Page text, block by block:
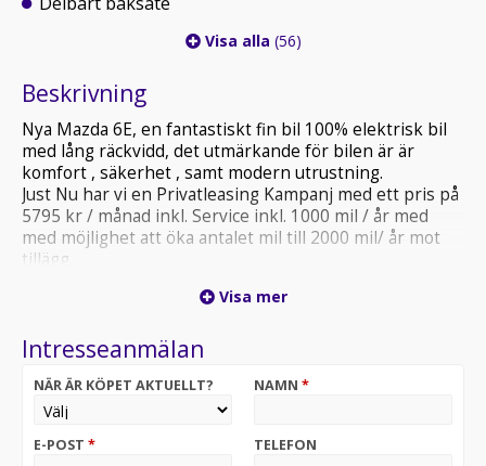
Visa alla (56)
Beskrivning
Nya Mazda 6E, en fantastiskt fin bil 100% elektrisk bil
med lång räckvidd, det utmärkande för bilen är är
komfort , säkerhet , samt modern utrustning.
Just Nu har vi en Privatleasing Kampanj med ett pris på
5795 kr / månad inkl. Service inkl. 1000 mil / år med
med möjlighet att öka antalet mil till 2000 mil/ år mot
tillägg.
Bilen har 2 st olika batteri storlekar, standard batteriet
479km.. Otroligt mycket utrustning i grundutförandet
baklucka, Panoramaglastak, Ljudsytem från Sony och
mycket mycket mer...
Utrustnings specifikation
Visa mer
Intresseanmälan
NÄR ÄR KÖPET AKTUELLT? NAMN *
E-POST * TELEFON